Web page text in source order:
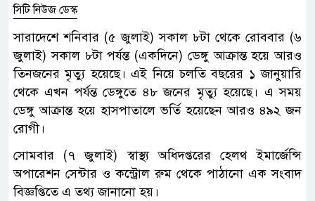
সিটি নিউজ ডেস্ক
সারাদেশে শনিবার (৫ জুলাই) সকাল ৮টা থেকে রোববার (৬
জুলাই) সকাল ৮টা পর্যন্ত (একদিনে) ডেঙ্গু আক্রান্ত হয়ে আরও
তিনজনের মৃত্যু হয়েছে। এই নিয়ে চলতি বছরের ১ জানুয়ারি
থেকে এখন পর্যন্ত ডেঙ্গুতে ৪৮ জনের মৃত্যু হয়েছে। এ সময়
ডেঙ্গু আক্রান্ত হয়ে হাসপাতালে ভর্তি হয়েছেন আরও ৪৯২ জন
রোগী।
সোমবার (৭ জুলাই) স্বাস্থ্য অধিদপ্তরের হেলথ ইমার্জেন্সি
অপারেশন সেন্টার ও কন্ট্রোল রুম থেকে পাঠানো এক সংবাদ
বিজ্ঞপ্তিতে এ তথ্য জানানো হয়।